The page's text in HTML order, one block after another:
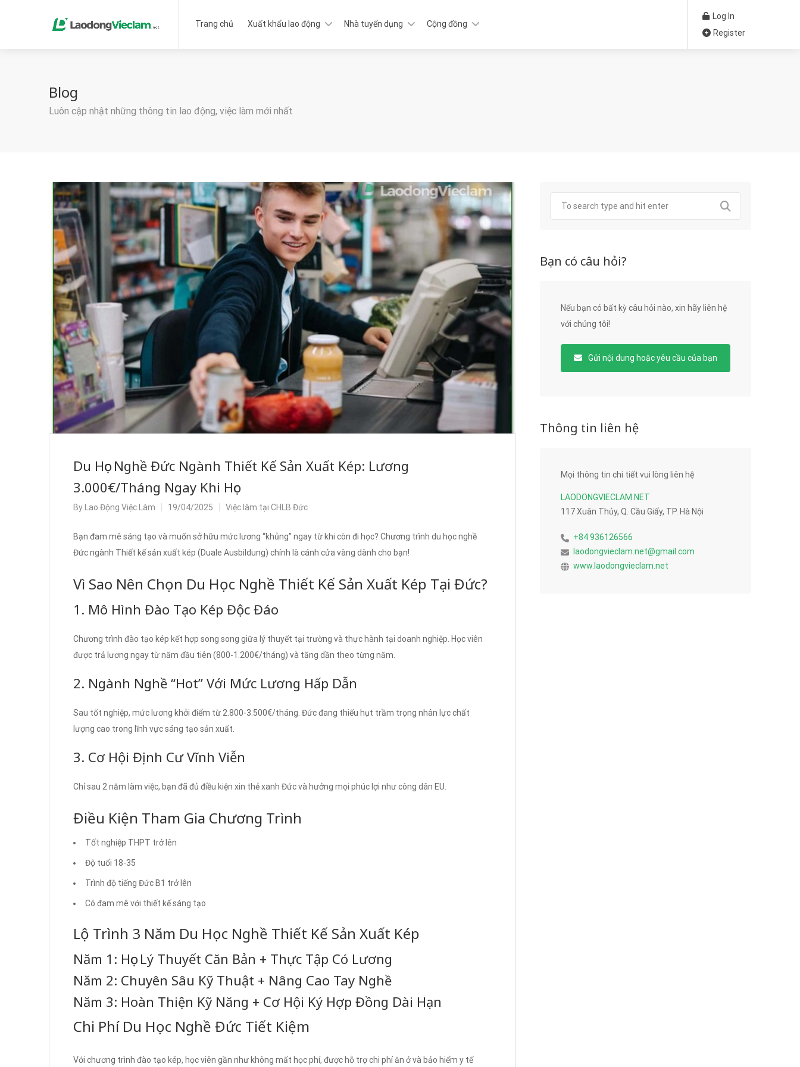
Trang chủ Xuất khẩu lao động Nhà tuyển dụng Cộng đồng
Log In
Register
Blog
Luôn cập nhật những thông tin lao động, việc làm mới nhất
Du Học Nghề Đức Ngành Thiết Kế Sản Xuất Kép: Lương
3.000€/Tháng Ngay Khi Học
By Lao Động Việc Làm 19/04/2025 Việc làm tại CHLB Đức
Bạn đam mê sáng tạo và muốn sở hữu mức lương “khủng” ngay từ khi còn đi học? Chương trình du học nghề
Đức ngành Thiết kế sản xuất kép (Duale Ausbildung) chính là cánh cửa vàng dành cho bạn!
Vì Sao Nên Chọn Du Học Nghề Thiết Kế Sản Xuất Kép Tại Đức?
1. Mô Hình Đào Tạo Kép Độc Đáo
Chương trình đào tạo kép kết hợp song song giữa lý thuyết tại trường và thực hành tại doanh nghiệp. Học viên
được trả lương ngay từ năm đầu tiên (800-1.200€/tháng) và tăng dần theo từng năm.
2. Ngành Nghề “Hot” Với Mức Lương Hấp Dẫn
Sau tốt nghiệp, mức lương khởi điểm từ 2.800-3.500€/tháng. Đức đang thiếu hụt trầm trọng nhân lực chất
lượng cao trong lĩnh vực sáng tạo sản xuất.
3. Cơ Hội Định Cư Vĩnh Viễn
Chỉ sau 2 năm làm việc, bạn đã đủ điều kiện xin thẻ xanh Đức và hưởng mọi phúc lợi như công dân EU.
Điều Kiện Tham Gia Chương Trình
Tốt nghiệp THPT trở lên
Độ tuổi 18-35
Trình độ tiếng Đức B1 trở lên
Có đam mê với thiết kế sáng tạo
Lộ Trình 3 Năm Du Học Nghề Thiết Kế Sản Xuất Kép
Năm 1: Học Lý Thuyết Căn Bản + Thực Tập Có Lương
Năm 2: Chuyên Sâu Kỹ Thuật + Nâng Cao Tay Nghề
Năm 3: Hoàn Thiện Kỹ Năng + Cơ Hội Ký Hợp Đồng Dài Hạn
Chi Phí Du Học Nghề Đức Tiết Kiệm
Với chương trình đào tạo kép, học viên gần như không mất học phí, được hỗ trợ chi phí ăn ở và bảo hiểm y tế
Bạn có câu hỏi?
Nếu bạn có bất kỳ câu hỏi nào, xin hãy liên hệ
với chúng tôi!
Gửi nội dung hoặc yêu cầu của bạn
Thông tin liên hệ
Mọi thông tin chi tiết vui lòng liên hệ
LAODONGVIECLAM.NET
117 Xuân Thủy, Q. Cầu Giấy, TP. Hà Nội
+84 936126566
laodongvieclam.net@gmail.com
www.laodongvieclam.net